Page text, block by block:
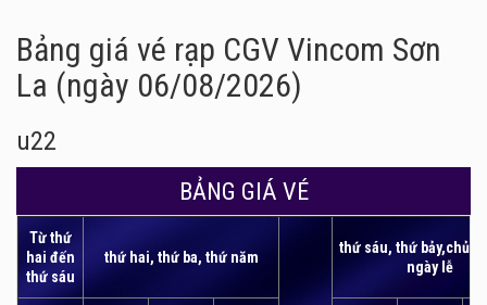
Rạp chiếu phim tọa lạc tại tầng 3 trung tâm thương mại
Vincom Sơn La, ngã tư cắt đường Hùng Vương và Giảng
Bảng giá vé rạp CGV Vincom Sơn
La (ngày 06/08/2026)
u22
BẢNG GIÁ VÉ
Từ thứ
hai đến
thứ sáu
thứ hai, thứ ba, thứ năm
thứ sáu, thứ bảy,chủ
ngày lễ